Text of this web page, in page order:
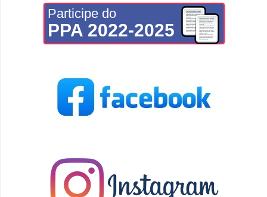
Participe do
PPA 2022-2025